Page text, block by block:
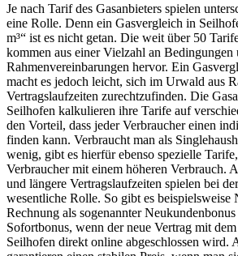
Je nach Tarif des Gasanbieters spielen
eine Rolle. Denn ein Gasvergleich in
m³“ ist es nicht getan. Die weit über 50
kommen aus einer Vielzahl an Bedingungen
Rahmenvereinbarungen hervor. Ein
macht es jedoch leicht, sich im Urwald aus
Vertragslaufzeiten zurechtzufinden. Die
Seilhofen kalkulieren ihre Tarife auf
den Vorteil, dass jeder Verbraucher einen
finden kann. Verbraucht man als
wenig, gibt es hierfür ebenso spezielle
Verbraucher mit einem höheren Verbrauch.
und längere Vertragslaufzeiten spielen bei
wesentliche Rolle. So gibt es beispielsweise
Rechnung als sogenannter
Sofortbonus, wenn der neue Vertrag mit
Seilhofen direkt online abgeschlossen wird.